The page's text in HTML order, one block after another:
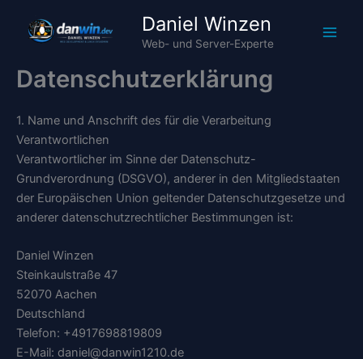
Inhalt
springen
Daniel Winzen
Web- und Server-Experte
Datenschutzerklärung
1. Name und Anschrift des für die Verarbeitung
Verantwortlichen
Verantwortlicher im Sinne der Datenschutz-
Grundverordnung (DSGVO), anderer in den Mitgliedstaaten
der Europäischen Union geltender Datenschutzgesetze und
anderer datenschutzrechtlicher Bestimmungen ist:
Daniel Winzen
Steinkaulstraße 47
52070 Aachen
Deutschland
Telefon: +4917698819809
E-Mail: daniel@danwin1210.de